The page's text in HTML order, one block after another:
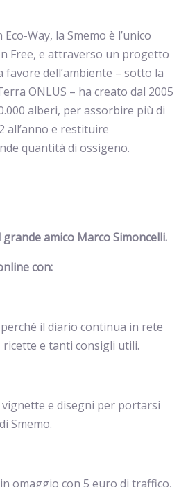
Way, la Smemo è l’unico
Free, e attraverso un progetto
dell’ambiente – sotto la
ONLUS – ha creato dal 2005
alberi, per assorbire più di
all’anno e restituire
quantità di ossigeno.
grande amico Marco Simoncelli.
con:
il diario continua in rete
e tanti consigli utili.
vignette e disegni per portarsi
Smemo.
in omaggio con 5 euro di traffico,